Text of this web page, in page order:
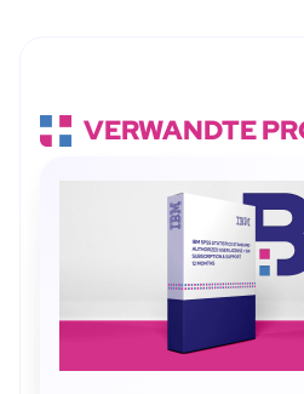
VERWANDTE